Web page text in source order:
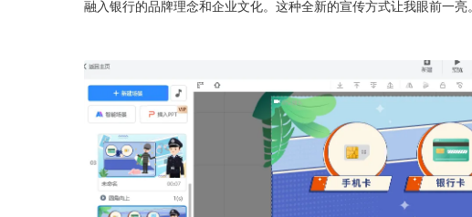
融入银行的品牌理念和企业文化。这种全新的宣传方式让我眼前一亮。